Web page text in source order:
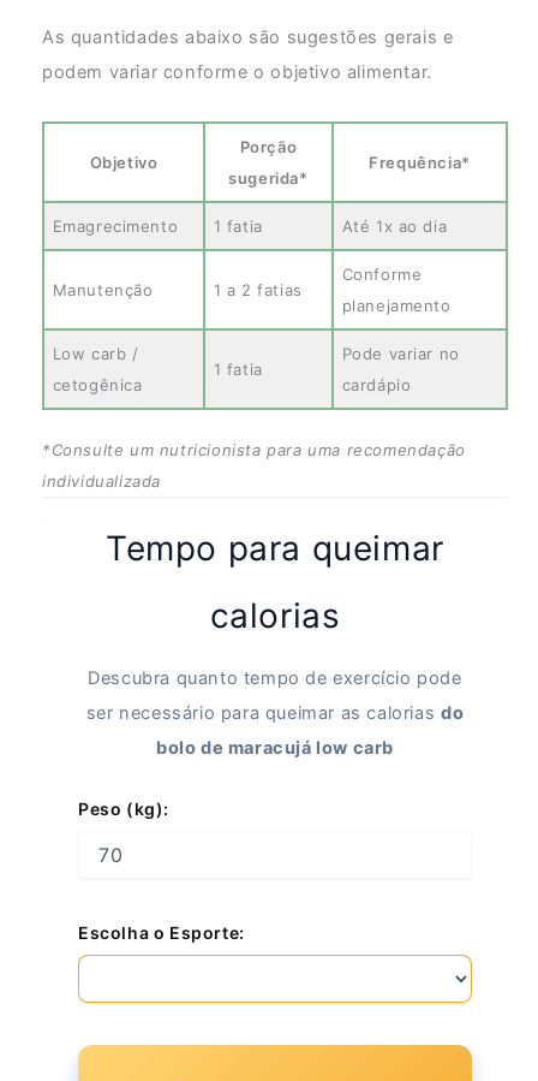
As quantidades abaixo são sugestões gerais e
podem variar conforme o objetivo alimentar.
Objetivo
Porção
sugerida*
Frequência*
Emagrecimento 1 fatia Até 1x ao dia
Manutenção 1 a 2 fatias
Conforme
planejamento
Low carb /
cetogênica
1 fatia
Pode variar no
cardápio
*Consulte um nutricionista para uma recomendação
individualizada
Tempo para queimar
calorias
Descubra quanto tempo de exercício pode
ser necessário para queimar as calorias do
bolo de maracujá low carb
Peso (kg):
Escolha o Esporte: